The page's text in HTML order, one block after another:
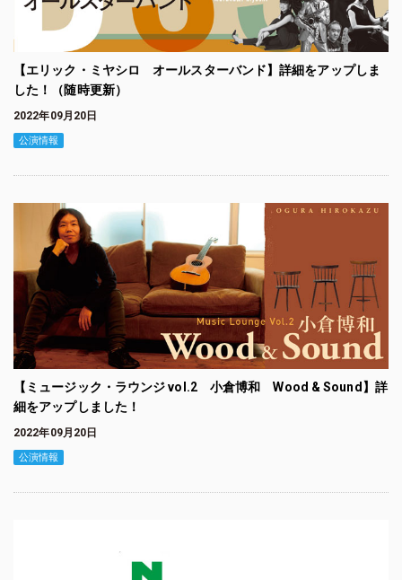
【エリック・ミヤシロ オールスターバンド】詳細をアップしま
した！（随時更新）
2022年09月20日
公演情報
【ミュージック・ラウンジ vol.2 小倉博和 Wood & Sound】詳
細をアップしました！
2022年09月20日
公演情報